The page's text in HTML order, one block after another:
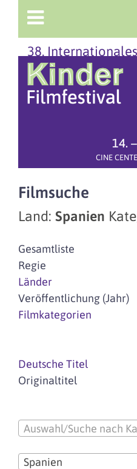
38. Internationales
14.
CINE
Filmsuche
Land: Spanien
Gesamtliste
Regie
Länder
Veröffentlichung (Jahr)
Filmkategorien
Deutsche Titel
Originaltitel
Auswahl/Suche nach
Spanien